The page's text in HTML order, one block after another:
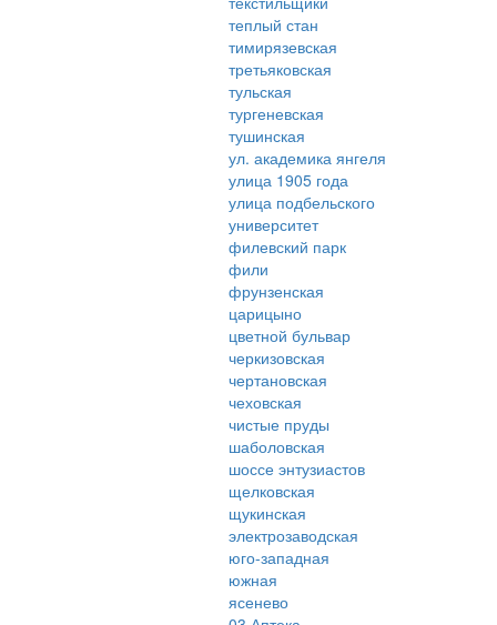
теплый стан
тимирязевская
третьяковская
тульская
тургеневская
тушинская
ул. академика янгеля
улица 1905 года
улица подбельского
университет
филевский парк
фили
фрунзенская
царицыно
цветной бульвар
черкизовская
чертановская
чеховская
чистые пруды
шаболовская
шоссе энтузиастов
щелковская
щукинская
электрозаводская
юго-западная
южная
ясенево